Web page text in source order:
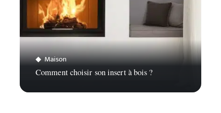
Maison
Comment choisir son insert à bois ?